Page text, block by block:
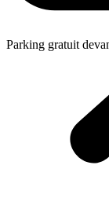
Parking gratuit